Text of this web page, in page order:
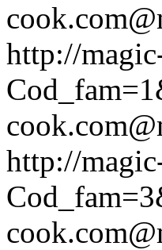
http://
http://